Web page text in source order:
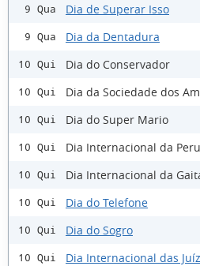
9 Qua Dia de Superar Isso
9 Qua Dia da Dentadura
10 Qui Dia do Conservador
10 Qui Dia da Sociedade dos
10 Qui Dia do Super Mario
10 Qui Dia Internacional da
10 Qui Dia Internacional da
10 Qui Dia do Telefone
10 Qui Dia do Sogro
10 Qui Dia Internacional das